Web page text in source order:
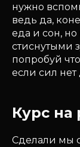
нужно
ведь да,
еда и сон,
стиснутыми
попробуй
если сил нет
Курс на
Сделали мы